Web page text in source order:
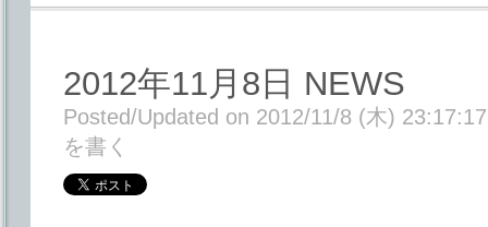
2012年11月8日 NEWS
Posted/Updated on 2012/11/8 (木) 23:17:17
を書く